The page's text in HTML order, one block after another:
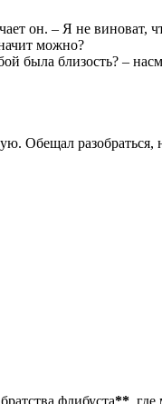
он. – Я не виноват,
можно?
была близость? –
Обещал
флибуста**,